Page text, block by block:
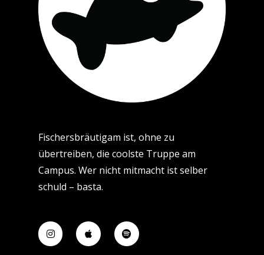
Fischersbräutigam ist, ohne zu
übertreiben, die coolste Truppe am
Campus. Wer nicht mitmacht ist selber
schuld – basta.